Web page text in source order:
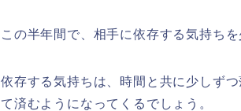
この半年間で、相手に依存する気持ち
依存する気持ちは、時間と共に少しず
て済むようになってくるでしょう。